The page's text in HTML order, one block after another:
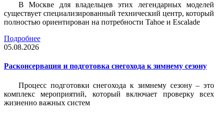
В Москве для владельцев этих легендарных моделей
существует специализированный технический центр, который
полностью ориентирован на потребности Tahoe и Escalade
Подробнее
05.08.2026
Расконсервация и подготовка снегохода к зимнему сезону
Процесс подготовки снегохода к зимнему сезону – это
комплекс мероприятий, который включает проверку всех
жизненно важных систем